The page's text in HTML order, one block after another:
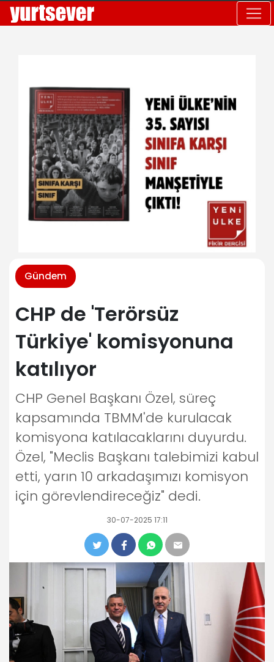
Gündem
CHP de 'Terörsüz
Türkiye' komisyonuna
katılıyor
CHP Genel Başkanı Özel, süreç
kapsamında TBMM'de kurulacak
komisyona katılacaklarını duyurdu.
Özel, "Meclis Başkanı talebimizi kabul
etti, yarın 10 arkadaşımızı komisyon
için görevlendireceğiz" dedi.
30-07-2025 17:11